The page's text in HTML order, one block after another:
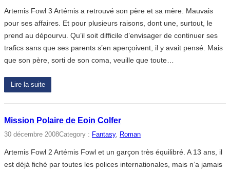
Artemis Fowl 3 Artémis a retrouvé son père et sa mère. Mauvais
pour ses affaires. Et pour plusieurs raisons, dont une, surtout, le
prend au dépourvu. Qu’il soit difficile d’envisager de continuer ses
trafics sans que ses parents s’en aperçoivent, il y avait pensé. Mais
que son père, sorti de son coma, veuille que toute…
Lire la suite
Mission Polaire de Eoin Colfer
30 décembre 2008Category : Fantasy, Roman
Artemis Fowl 2 Artémis Fowl et un garçon très équilibré. A 13 ans, il
est déjà fiché par toutes les polices internationales, mais n’a jamais